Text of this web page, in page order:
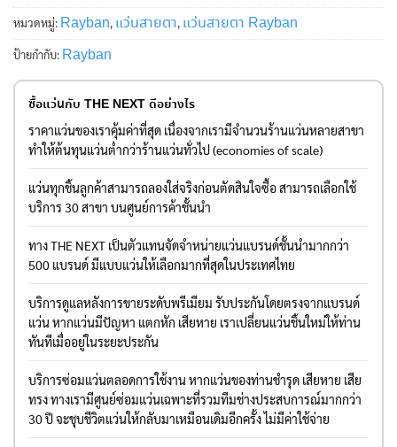
หมวดหมู่: Rayban, แว่นสายตา, แว่นสายตา Rayban
ป้ายกำกับ: Rayban
ซื้อแว่นกับ THE NEXT ดีอย่างไร
ราคาแว่นของเราคุ้มค่าที่สุด เนื่องจากเรามีจำนวนร้านแว่นหลายสาขา
ทำให้ต้นทุนแว่นต่ำกว่าร้านแว่นทั่วไป (economies of scale)
แว่นทุกชิ้นลูกค้าสามารถลองใส่จริงก่อนตัดสินใจซื้อ สามารถเลือกใช้
บริการ 30 สาขา บนศูนย์การค้าชั้นนำ
ทาง THE NEXT เป็นตัวแทนจัดจำหน่ายแว่นแบรนด์ชั้นนำมากกว่า
500 แบรนด์ มีแบบแว่นให้เลือกมากที่สุดในประเทศไทย
บริการดูแลหลังการขายระดับพรีเมียม รับประกันโดยตรงจากแบรนด์
แว่น หากแว่นมีปัญหา แตกหัก เสียหาย เราเปลี่ยนแว่นชิ้นใหม่ให้ท่าน
ทันทีเมื่ออยู่ในระยะประกัน
บริการซ่อมแว่นตลอดการใช้งาน หากแว่นของท่านชำรุด เสียหาย เสีย
ทรง ทางเรามีศูนย์ซ่อมแว่นเฉพาะที่รวมทีมช่างประสบการณ์มากกว่า
30 ปี จะชุบชีวิตแว่นให้กลับมาเหมือนเดิมอีกครั้ง ไม่มีค่าใช้จ่าย